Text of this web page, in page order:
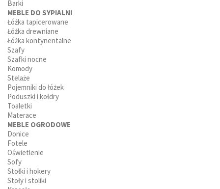
Barki
MEBLE DO SYPIALNI
Łóżka tapicerowane
Łóżka drewniane
Łóżka kontynentalne
Szafy
Szafki nocne
Komody
Stelaże
Pojemniki do łóżek
Poduszki i kołdry
Toaletki
Materace
MEBLE OGRODOWE
Donice
Fotele
Oświetlenie
Sofy
Stołki i hokery
Stoły i stoliki